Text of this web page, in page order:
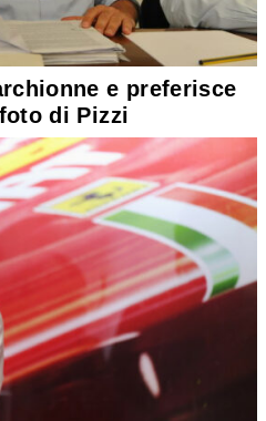
e preferisce
di Pizzi